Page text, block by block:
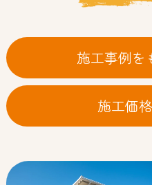
施工事例を
施工価